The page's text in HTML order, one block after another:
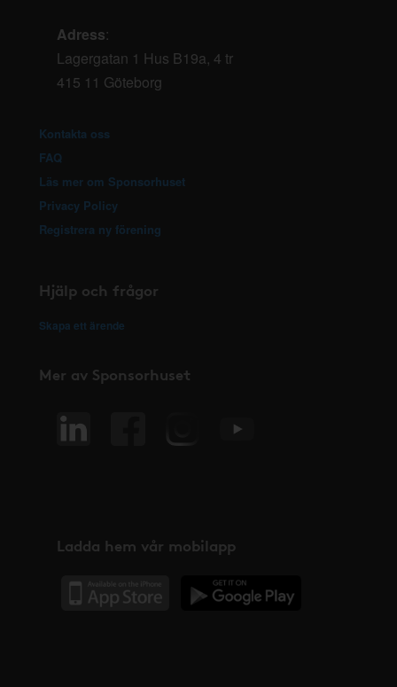
Adress:
Lagergatan 1 Hus B19a, 4 tr
415 11 Göteborg
Kontakta oss
FAQ
Läs mer om Sponsorhuset
Privacy Policy
Registrera ny förening
Hjälp och frågor
Skapa ett ärende
Mer av Sponsorhuset
Ladda hem vår mobilapp